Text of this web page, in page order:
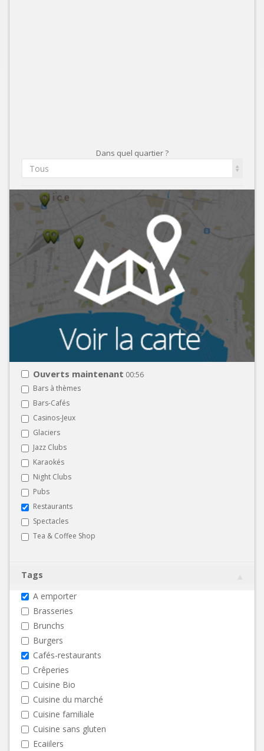
Dans quel quartier ?
Tous
Ouverts maintenant 00:56
Bars à thèmes
Bars-Cafés
Casinos-Jeux
Glaciers
Jazz Clubs
Karaokés
Night Clubs
Pubs
Restaurants
Spectacles
Tea & Coffee Shop
Tags
A emporter
Brasseries
Brunchs
Burgers
Cafés-restaurants
Crêperies
Cuisine Bio
Cuisine du marché
Cuisine familiale
Cuisine sans gluten
Ecaiilers